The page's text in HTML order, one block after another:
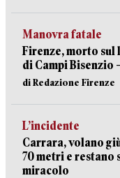
Manovra fatale
Firenze, morto sul
di Campi Bisenzio
di Redazione Firenze
L’incidente
Carrara, volano
70 metri e restano
miracolo